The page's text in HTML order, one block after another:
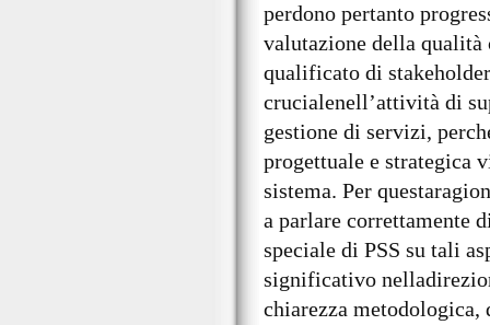
perdono pertanto
valutazione della qualità
qualificato di
crucialenell’attività di
gestione di servizi,
progettuale e strategica
sistema. Per
a parlare correttamente
speciale di PSS su tali
significativo
chiarezza metodologica,